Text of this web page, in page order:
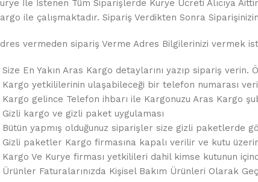
İle İstenen Tüm Siparişlerde Kurye Ücreti Alıcıya
ile çalışmaktadır. Sipariş Verdikten Sonra
vermeden sipariş Verme Adres Bilgilerinizi vermek
Size En Yakın Aras Kargo detaylarını yazıp sipariş verin.
Kargo yetkililerinin ulaşabileceği bir telefon numarası
Kargo gelince Telefon ihbarı ile Kargonuzu Aras Kargo
Gizli kargo ve gizli paket uygulaması
Bütün yapmış olduğunuz siparişler size gizli paketlerde
Gizli paketler Kargo firmasına kapalı verilir ve kutu
Kargo Ve Kurye firması yetkilileri dahil kimse kutunun
Ürünler Faturalarınızda Kişisel Bakım Ürünleri Olarak